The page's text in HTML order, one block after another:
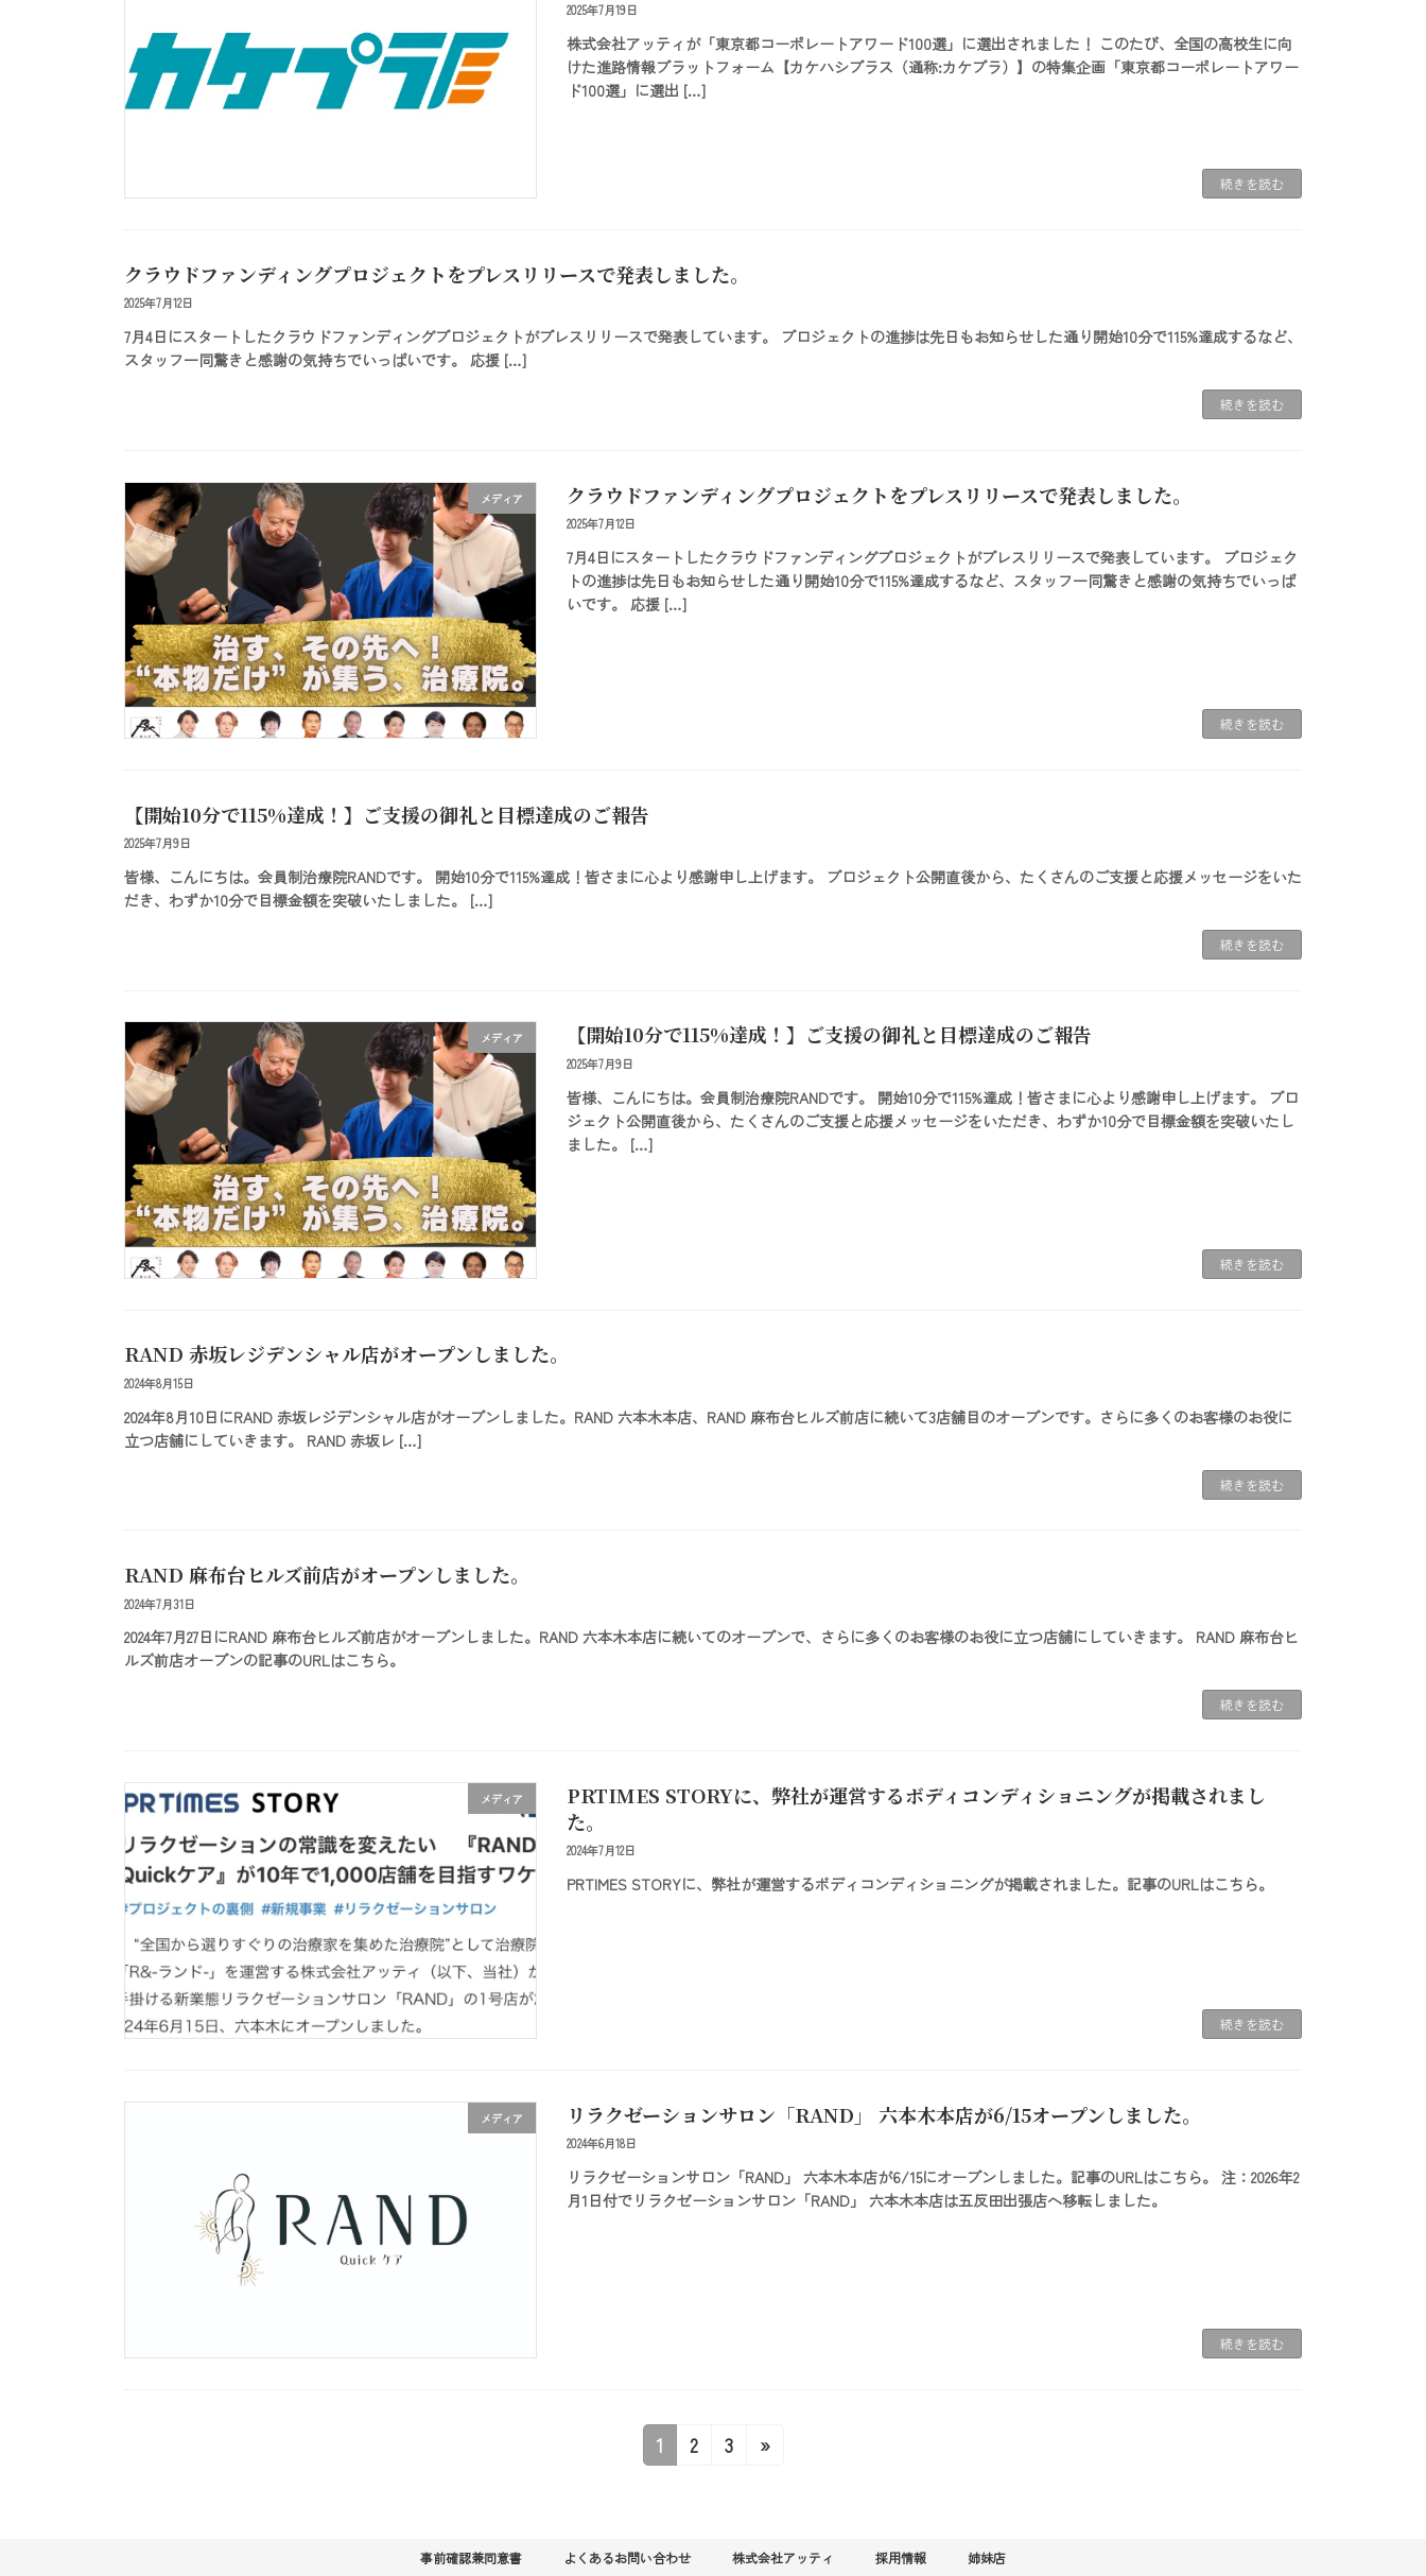
2025年7月19日
株式会社アッティが「東京都コーポレートアワード100選」に選出されました！ このたび、全国の高校生に向
けた進路情報プラットフォーム【カケハシプラス（通称:カケプラ）】の特集企画「東京都コーポレートアワー
ド100選」に選出 […]
続きを読む
クラウドファンディングプロジェクトをプレスリリースで発表しました。
2025年7月12日
7月4日にスタートしたクラウドファンディングプロジェクトがプレスリリースで発表しています。 プロジェクトの進捗は先日もお知らせした通り開始10分で115%達成するなど、
スタッフ一同驚きと感謝の気持ちでいっぱいです。 応援 […]
続きを読む
メディア クラウドファンディングプロジェクトをプレスリリースで発表しました。
2025年7月12日
7月4日にスタートしたクラウドファンディングプロジェクトがプレスリリースで発表しています。 プロジェク
トの進捗は先日もお知らせした通り開始10分で115%達成するなど、スタッフ一同驚きと感謝の気持ちでいっぱ
いです。 応援 […]
続きを読む
【開始10分で115%達成！】ご支援の御礼と目標達成のご報告
2025年7月9日
皆様、こんにちは。会員制治療院RANDです。 開始10分で115%達成！皆さまに心より感謝申し上げます。 プロジェクト公開直後から、たくさんのご支援と応援メッセージをいた
だき、わずか10分で目標金額を突破いたしました。 […]
続きを読む
メディア 【開始10分で115%達成！】ご支援の御礼と目標達成のご報告
2025年7月9日
皆様、こんにちは。会員制治療院RANDです。 開始10分で115%達成！皆さまに心より感謝申し上げます。 プロ
ジェクト公開直後から、たくさんのご支援と応援メッセージをいただき、わずか10分で目標金額を突破いたし
ました。 […]
続きを読む
RAND 赤坂レジデンシャル店がオープンしました。
2024年8月15日
2024年8月10日にRAND 赤坂レジデンシャル店がオープンしました。RAND 六本木本店、RAND 麻布台ヒルズ前店に続いて3店舗目のオープンです。さらに多くのお客様のお役に
立つ店舗にしていきます。 RAND 赤坂レ […]
続きを読む
RAND 麻布台ヒルズ前店がオープンしました。
2024年7月31日
2024年7月27日にRAND 麻布台ヒルズ前店がオープンしました。RAND 六本木本店に続いてのオープンで、さらに多くのお客様のお役に立つ店舗にしていきます。 RAND 麻布台ヒ
ルズ前店オープンの記事のURLはこちら。
続きを読む
メディア
PRTIMES STORYに、弊社が運営するボディコンディショニングが掲載されまし
た。
2024年7月12日
PRTIMES STORYに、弊社が運営するボディコンディショニングが掲載されました。記事のURLはこちら。
続きを読む
メディア リラクゼーションサロン「RAND」 六本木本店が6/15オープンしました。
2024年6月18日
リラクゼーションサロン「RAND」 六本木本店が6/15にオープンしました。記事のURLはこちら。 注：2026年2
月1日付でリラクゼーションサロン「RAND」 六本木本店は五反田出張店へ移転しました。
続きを読む
固
定
ジ
1
固
ジ
2
固
ジ
3 »
事前確認兼同意書 よくあるお問い合わせ 株式会社アッティ 採用情報 姉妹店